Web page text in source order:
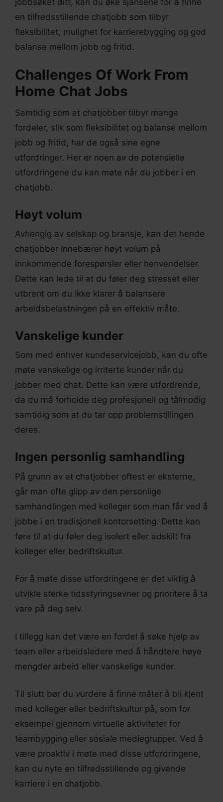
en tilfredsstillende chatjobb som tilbyr
fleksibilitet, mulighet for karrierebygging og god
balanse mellom jobb og fritid.
Challenges Of Work From
Home Chat Jobs
Samtidig som at chatjobber tilbyr mange
fordeler, slik som fleksibilitet og balanse mellom
jobb og fritid, har de også sine egne
utfordringer. Her er noen av de potensielle
utfordringene du kan møte når du jobber i en
chatjobb.
Høyt volum
Avhengig av selskap og bransje, kan det hende
chatjobber innebærer høyt volum på
innkommende forespørsler eller henvendelser.
Dette kan lede til at du føler deg stresset eller
utbrent om du ikke klarer å balansere
arbeidsbelastningen på en effektiv måte.
Vanskelige kunder
Som med enhver kundeservicejobb, kan du ofte
møte vanskelige og irriterte kunder når du
jobber med chat. Dette kan være utfordrende,
da du må forholde deg profesjonell og tålmodig
samtidig som at du tar opp problemstillingen
deres.
Ingen personlig samhandling
På grunn av at chatjobber oftest er eksterne,
går man ofte glipp av den personlige
samhandlingen med kolleger som man får ved å
jobbe i en tradisjonell kontorsetting. Dette kan
føre til at du føler deg isolert eller adskilt fra
kolleger eller bedriftskultur.
For å møte disse utfordringene er det viktig å
utvikle sterke tidsstyringsevner og prioritere å ta
vare på deg selv.
I tillegg kan det være en fordel å søke hjelp av
team eller arbeidsledere med å håndtere høye
mengder arbeid eller vanskelige kunder.
Til slutt bør du vurdere å finne måter å bli kjent
med kolleger eller bedriftskultur på, som for
eksempel gjennom virtuelle aktiviteter for
teambygging eller sosiale mediegrupper. Ved å
være proaktiv i møte med disse utfordringene,
kan du nyte en tilfredsstillende og givende
karriere i en chatjobb.